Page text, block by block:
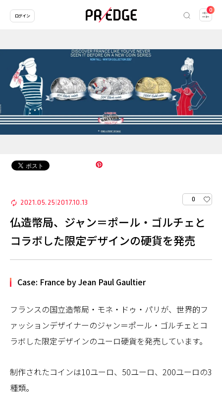
0
ログイン
2021.05.25 2017.10.13 0
仏造幣局、ジャン＝ポール・ゴルチェと
コラボした限定デザインの硬貨を発売
Case: France by Jean Paul Gaultier
フランスの国立造幣局・モネ・ドゥ・パリが、世界的フ
ァッションデザイナーのジャン＝ポール・ゴルチェとコ
ラボした限定デザインのユーロ硬貨を発売しています。
制作されたコインは10ユーロ、50ユーロ、200ユーロの3
種類。